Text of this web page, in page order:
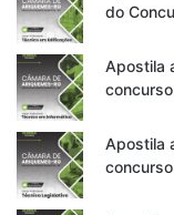
do
Apostila
Apostila